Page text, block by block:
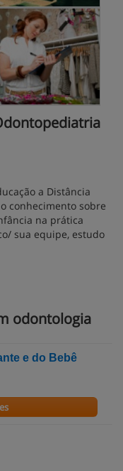
a Distância
conhecimento sobre
na prática
sua equipe, estudo
odontologia
e do Bebê